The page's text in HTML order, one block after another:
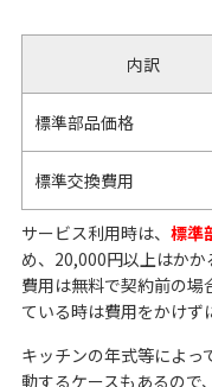
内訳
標準部品価格
標準交換費用
サービス利用時は、 標準
め、20,000円以上はかか
費用は無料で契約前の
ている時は費用をかけず
キッチンの年式等によっ
動するケースもあるので